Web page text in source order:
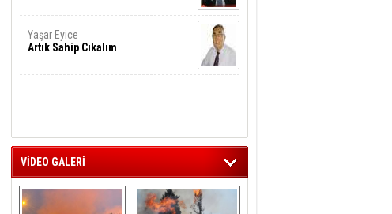
Yaşar Eyice
Artık Sahip Cıkalım
VİDEO GALERİ